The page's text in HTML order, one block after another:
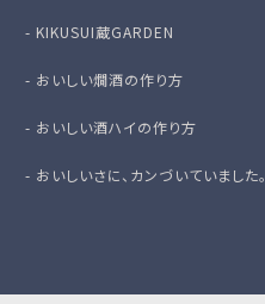
- KIKUSUI蔵GARDEN
- おいしい燗酒の作り方
- おいしい酒ハイの作り方
- おいしいさに、カンづいていました。